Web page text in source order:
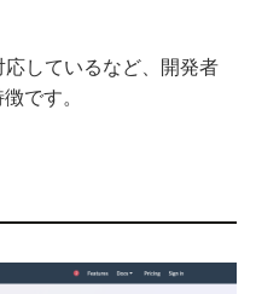
しているなど、開発者
です。